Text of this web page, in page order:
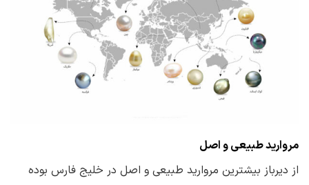
مروارید طبیعی و اصل
از دیرباز بیشترین مروارید طبیعی و اصل در خلیج فارس بوده